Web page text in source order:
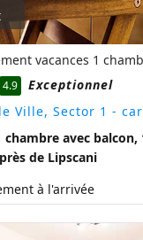
vacances 1
4.9
Exceptionnel
Ville, Sector 1 -
chambre avec balcon,
de Lipscani
à l'arrivée